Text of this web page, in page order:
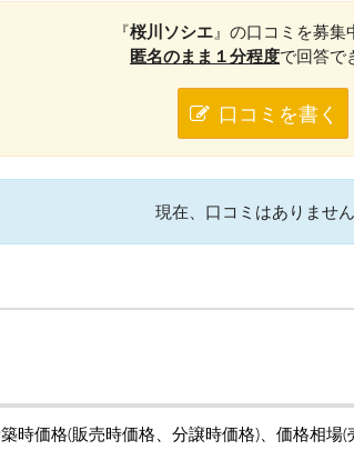
『桜川ソシエ』の口コミを募集
匿名のまま１分程度で回答で
口コミを書く
現在、口コミはありません
時価格(販売時価格、分譲時価格)、価格相